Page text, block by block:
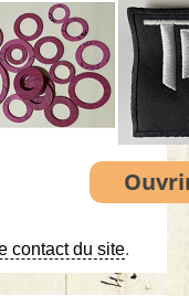
contact du site.